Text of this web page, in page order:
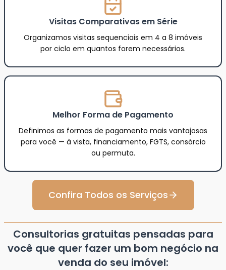
Visitas Comparativas em Série
Organizamos visitas sequenciais em 4 a 8 imóveis
por ciclo em quantos forem necessários.
Melhor Forma de Pagamento
Definimos as formas de pagamento mais vantajosas
para você — à vista, financiamento, FGTS, consórcio
ou permuta.
Confira Todos os Serviços
Consultorias gratuitas pensadas para
você que quer fazer um bom negócio na
venda do seu imóvel: